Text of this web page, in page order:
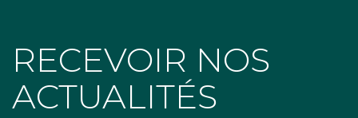
RECEVOIR NOS
ACTUALITÉS